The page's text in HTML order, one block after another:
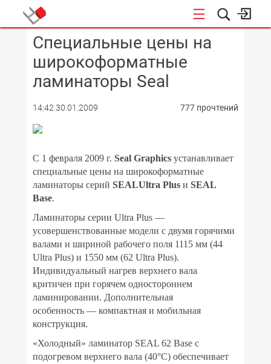
КОНФЕРЕНЦИИ
Специальные цены на
широкоформатные
ламинаторы Seal
14:42 30.01.2009 777 прочтений
С 1 февраля 2009 г. Seal Graphics устанавливает
специальные цены на широкоформатные
ламинаторы серий SEALUltra Plus и SEAL
Base.
Ламинаторы серии Ultra Plus —
усовершенствованные модели с двумя горячими
валами и шириной рабочего поля 1115 мм (44
Ultra Plus) и 1550 мм (62 Ultra Plus).
Индивидуальный нагрев верхнего вала
критичен при горячем одностороннем
ламинировании. Дополнительная
особенность — компактная и мобильная
конструкция.
«Холодный» ламинатор SEAL 62 Base с
подогревом верхнего вала (40°С) обеспечивает